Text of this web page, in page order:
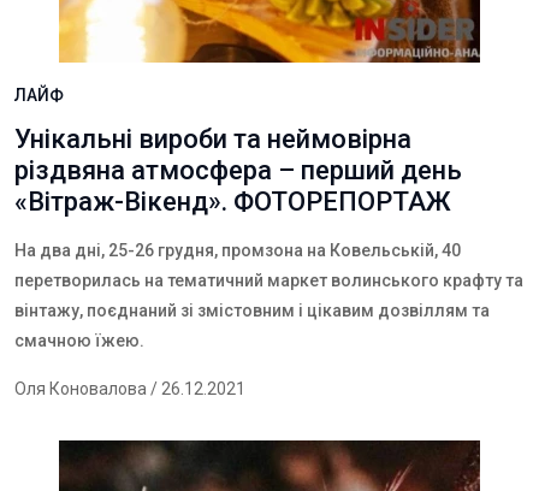
ЛАЙФ
Унікальні вироби та неймовірна
різдвяна атмосфера – перший день
«Вітраж-Вікенд». ФОТОРЕПОРТАЖ
На два дні, 25-26 грудня, промзона на Ковельській, 40
перетворилась на тематичний маркет волинського крафту та
вінтажу, поєднаний зі змістовним і цікавим дозвіллям та
смачною їжею.
Оля Коновалова / 26.12.2021